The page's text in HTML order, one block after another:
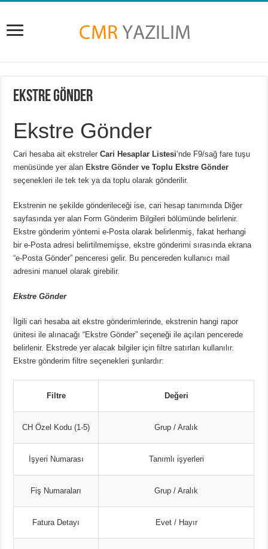
Ekstre Gönder
Ekstre Gönder
Cari hesaba ait ekstrelerCari Hesaplar Listesi‘nde F9/sağ fare tuşu
menüsünde yer alan Ekstre Gönder veToplu Ekstre Gönder
seçenekleri ile tek tek ya da toplu olarak gönderilir.
Ekstrenin ne şekilde gönderileceği ise, cari hesap tanımında Diğer
sayfasında yer alan Form Gönderim Bilgileri bölümünde belirlenir.
Ekstre gönderim yöntemi e-Posta olarak belirlenmiş, fakat herhangi
bir e-Posta adresi belirtilmemişse, ekstre gönderimi sırasında ekrana
“e-Posta Gönder” penceresi gelir. Bu pencereden kullanıcı mail
adresini manuel olarak girebilir.
Ekstre Gönder
İlgili cari hesaba ait ekstre gönderimlerinde, ekstrenin hangi rapor
ünitesi ile alınacağı “Ekstre Gönder” seçeneği ile açılan pencerede
belirlenir. Ekstrede yer alacak bilgiler için filtre satırları kullanılır.
Ekstre gönderim filtre seçenekleri şunlardır:
Filtre Değeri
CH Özel Kodu (1-5) Grup / Aralık
İşyeri Numarası Tanımlı işyerleri
Fiş Numaraları Grup / Aralık
Fatura Detayı Evet / Hayır